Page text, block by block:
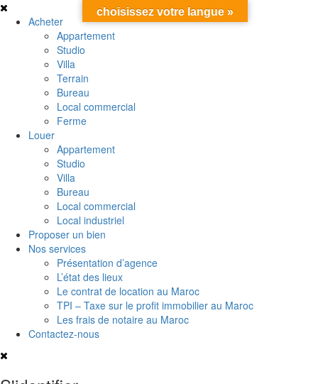
Acheter
Appartement
Studio
Villa
Terrain
Bureau
Local commercial
Ferme
Louer
Appartement
Studio
Villa
Bureau
Local commercial
Local industriel
Proposer un bien
Nos services
Présentation d’agence
L’état des lieux
Le contrat de location au Maroc
TPI – Taxe sur le profit immobilier au Maroc
Les frais de notaire au Maroc
Contactez-nous
choisissez votre langue »